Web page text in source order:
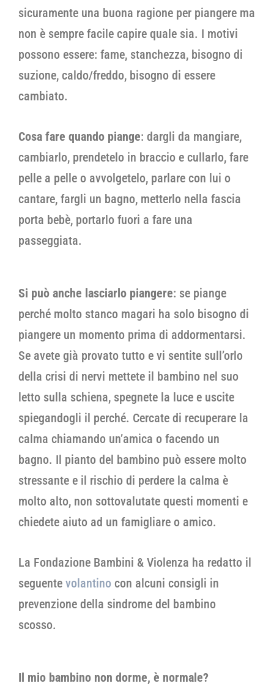
sicuramente una buona ragione per piangere ma
non è sempre facile capire quale sia. I motivi
possono essere: fame, stanchezza, bisogno di
suzione, caldo/freddo, bisogno di essere
cambiato.
Cosa fare quando piange: dargli da mangiare,
cambiarlo, prendetelo in braccio e cullarlo, fare
pelle a pelle o avvolgetelo, parlare con lui o
cantare, fargli un bagno, metterlo nella fascia
porta bebè, portarlo fuori a fare una
passeggiata.
Si può anche lasciarlo piangere: se piange
perché molto stanco magari ha solo bisogno di
piangere un momento prima di addormentarsi.
Se avete già provato tutto e vi sentite sull’orlo
della crisi di nervi mettete il bambino nel suo
letto sulla schiena, spegnete la luce e uscite
spiegandogli il perché. Cercate di recuperare la
calma chiamando un’amica o facendo un
bagno. Il pianto del bambino può essere molto
stressante e il rischio di perdere la calma è
molto alto, non sottovalutate questi momenti e
chiedete aiuto ad un famigliare o amico.
La Fondazione Bambini & Violenza ha redatto il
seguente volantino con alcuni consigli in
prevenzione della sindrome del bambino
scosso.
Il mio bambino non dorme, è normale?